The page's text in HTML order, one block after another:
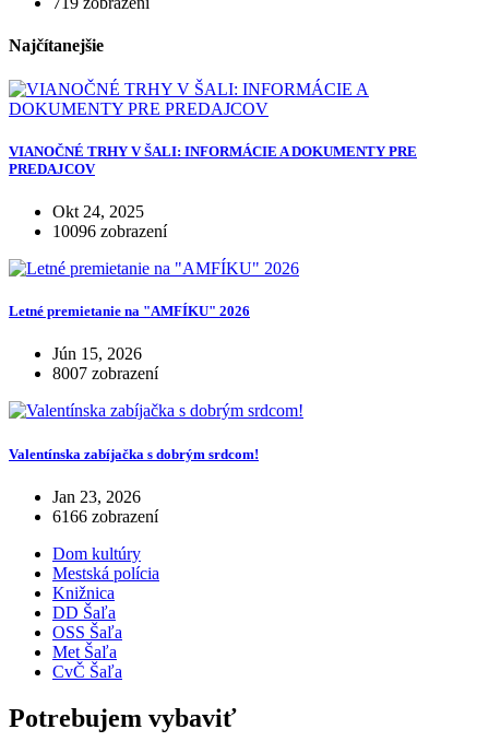
Najčítanejšie
VIANOČNÉ TRHY V ŠALI: INFORMÁCIE A DOKUMENTY PRE
PREDAJCOV
Okt 24, 2025
10096 zobrazení
Letné premietanie na "AMFÍKU" 2026
Jún 15, 2026
8007 zobrazení
Valentínska zabíjačka s dobrým srdcom!
Jan 23, 2026
6166 zobrazení
Dom kultúry
Mestská polícia
Knižnica
DD Šaľa
OSS Šaľa
Met Šaľa
CvČ Šaľa
Potrebujem vybaviť